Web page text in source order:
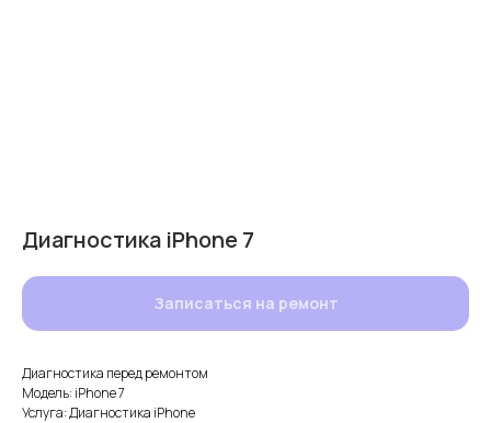
Диагностика iPhone 7
Записаться на ремонт
Диагностика перед ремонтом
Модель: iPhone 7
Услуга: Диагностика iPhone